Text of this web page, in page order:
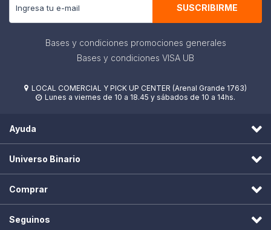
SUSCRIBIRME
Bases y condiciones promociones generales
Bases y condiciones VISA UB
 LOCAL COMERCIAL Y PICK UP CENTER (Arenal Grande 1763)
 Lunes a viernes de 10 a 18.45 y sábados de 10 a 14hs.
Ayuda
Universo Binario
Comprar
Seguinos